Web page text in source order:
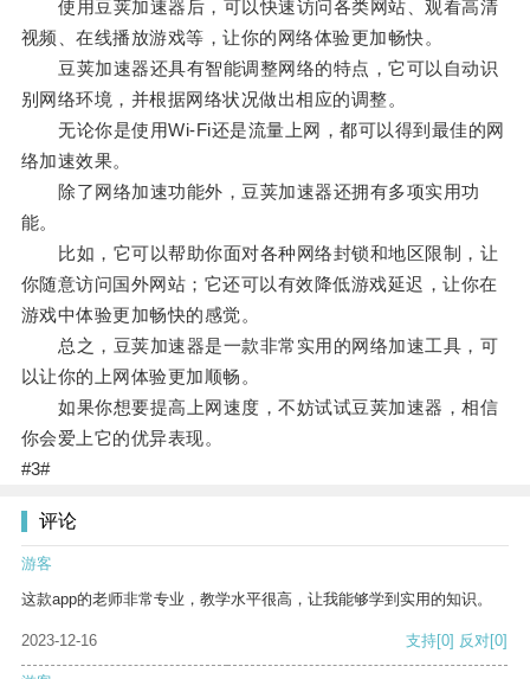
使用豆荚加速器后，可以快速访问各类网站、观看高清
视频、在线播放游戏等，让你的网络体验更加畅快。
豆荚加速器还具有智能调整网络的特点，它可以自动识
别网络环境，并根据网络状况做出相应的调整。
无论你是使用Wi-Fi还是流量上网，都可以得到最佳的网
络加速效果。
除了网络加速功能外，豆荚加速器还拥有多项实用功
能。
比如，它可以帮助你面对各种网络封锁和地区限制，让
你随意访问国外网站；它还可以有效降低游戏延迟，让你在
游戏中体验更加畅快的感觉。
总之，豆荚加速器是一款非常实用的网络加速工具，可
以让你的上网体验更加顺畅。
如果你想要提高上网速度，不妨试试豆荚加速器，相信
你会爱上它的优异表现。
#3#
评论
游客
这款app的老师非常专业，教学水平很高，让我能够学到实用的知识。
2023-12-16 支持[0] 反对[0]